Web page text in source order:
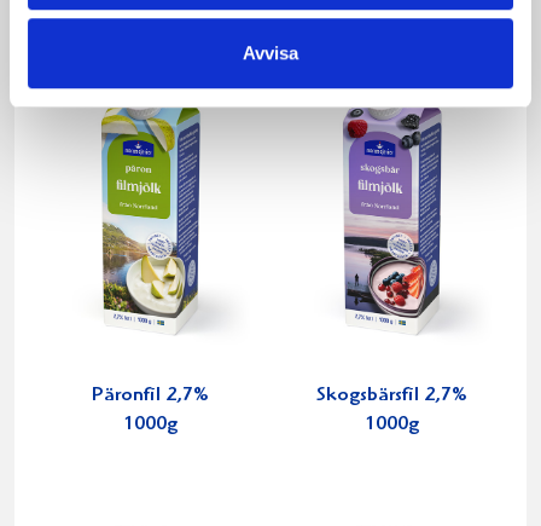
Avvisa
Päronfil 2,7%
1000g
Skogsbärsfil 2,7%
1000g